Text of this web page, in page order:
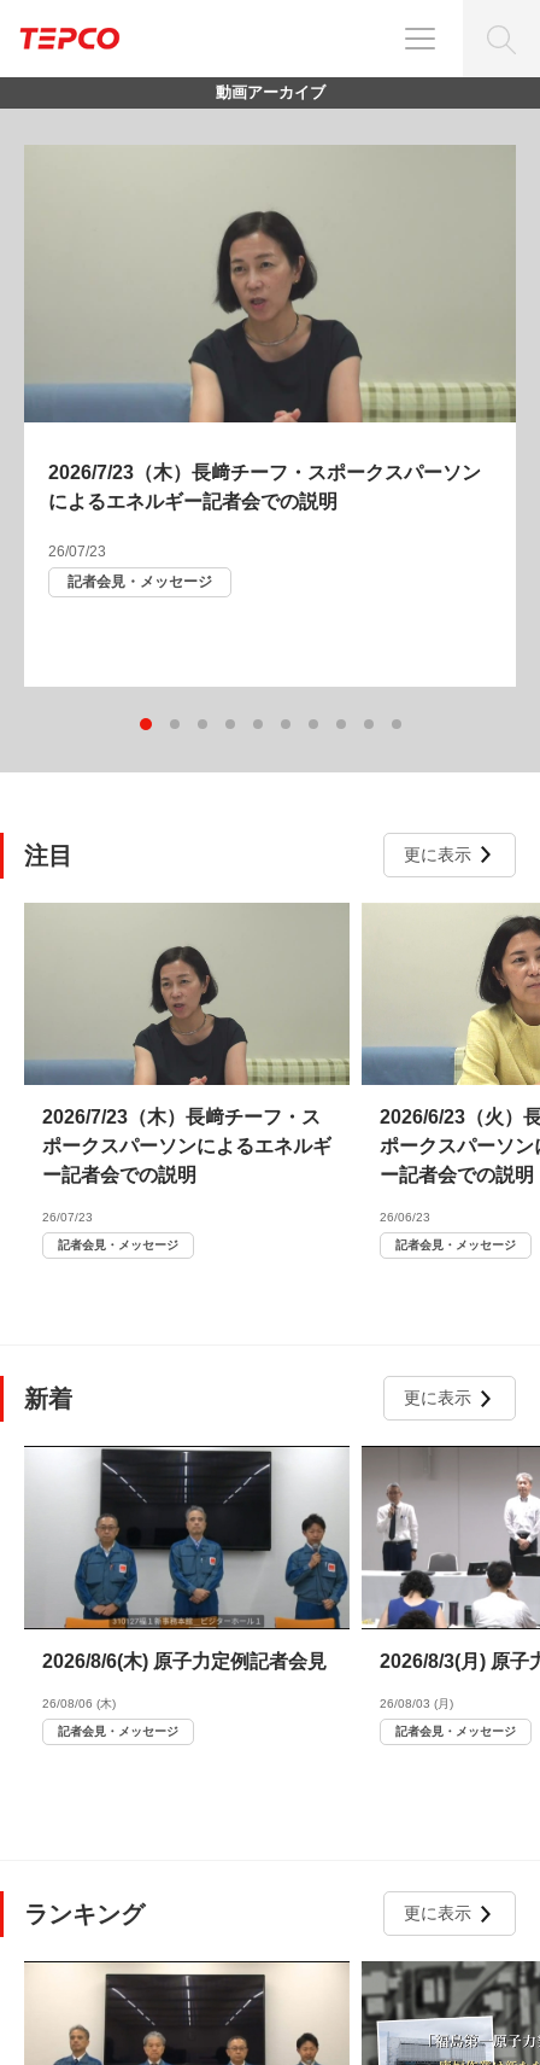
動画アーカイブ
2026/7/23（木）長﨑チーフ・スポークスパーソン
によるエネルギー記者会での説明
26/07/23
記者会見・メッセージ
注目 更に表示
2026/7/23（木）長﨑チーフ・ス
ポークスパーソンによるエネルギ
ー記者会での説明
26/07/23
記者会見・メッセージ
2026/6/23（火）
ポークスパーソ
ー記者会での説明
26/06/23
記者会見・メッセージ
新着 更に表示
2026/8/6(木) 原子力定例記者会見
26/08/06 (木)
記者会見・メッセージ
2026/8/3(月) 原子
26/08/03 (月)
記者会見・メッセージ
ランキング 更に表示